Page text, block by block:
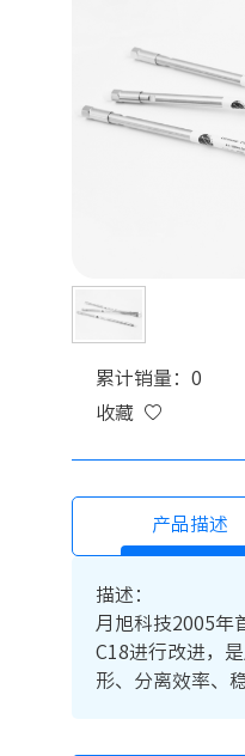
累计销量：0
收藏
产品描述
描述：
月旭科技2005年
C18进行改进，
形、分离效率、